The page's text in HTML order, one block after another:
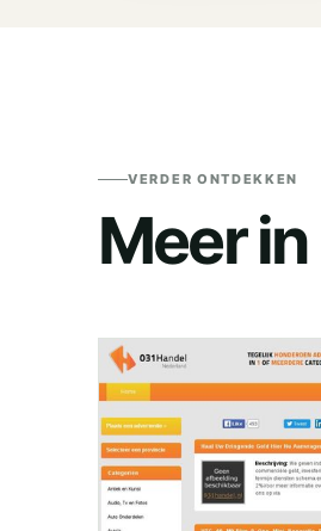
VERDER ONTDEKKEN
Meer in